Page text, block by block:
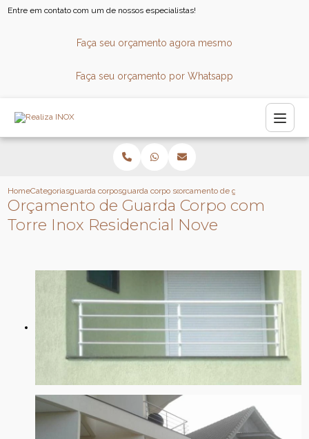
Entre em contato com um de nossos especialistas!
Faça seu orçamento agora mesmo
Faça seu orçamento por Whatsapp
HomeCategoriasguarda corposguarda corpo sob medidaorcamento de guarda corpo com
Orçamento de Guarda Corpo com
Torre Inox Residencial Nove